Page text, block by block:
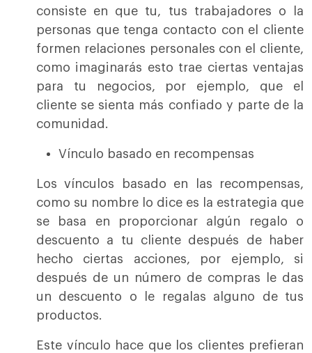
consiste en que tu, tus trabajadores o la
personas que tenga contacto con el cliente
formen relaciones personales con el cliente,
como imaginarás esto trae ciertas ventajas
para tu negocios, por ejemplo, que el
cliente se sienta más confiado y parte de la
comunidad.
Vínculo basado en recompensas
Los vínculos basado en las recompensas,
como su nombre lo dice es la estrategia que
se basa en proporcionar algún regalo o
descuento a tu cliente después de haber
hecho ciertas acciones, por ejemplo, si
después de un número de compras le das
un descuento o le regalas alguno de tus
productos.
Este vínculo hace que los clientes prefieran